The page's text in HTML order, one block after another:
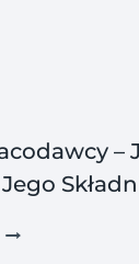
–
KOSZT